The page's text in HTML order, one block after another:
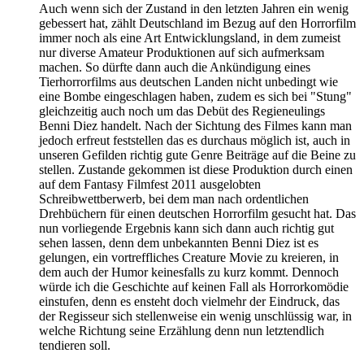
Auch wenn sich der Zustand in den letzten Jahren ein wenig
gebessert hat, zählt Deutschland im Bezug auf den Horrorfilm
immer noch als eine Art Entwicklungsland, in dem zumeist
nur diverse Amateur Produktionen auf sich aufmerksam
machen. So dürfte dann auch die Ankündigung eines
Tierhorrorfilms aus deutschen Landen nicht unbedingt wie
eine Bombe eingeschlagen haben, zudem es sich bei "Stung"
gleichzeitig auch noch um das Debüt des Regieneulings
Benni Diez handelt. Nach der Sichtung des Filmes kann man
jedoch erfreut feststellen das es durchaus möglich ist, auch in
unseren Gefilden richtig gute Genre Beiträge auf die Beine zu
stellen. Zustande gekommen ist diese Produktion durch einen
auf dem Fantasy Filmfest 2011 ausgelobten
Schreibwettberwerb, bei dem man nach ordentlichen
Drehbüchern für einen deutschen Horrorfilm gesucht hat. Das
nun vorliegende Ergebnis kann sich dann auch richtig gut
sehen lassen, denn dem unbekannten Benni Diez ist es
gelungen, ein vortreffliches Creature Movie zu kreieren, in
dem auch der Humor keinesfalls zu kurz kommt. Dennoch
würde ich die Geschichte auf keinen Fall als Horrorkomödie
einstufen, denn es ensteht doch vielmehr der Eindruck, das
der Regisseur sich stellenweise ein wenig unschlüssig war, in
welche Richtung seine Erzählung denn nun letztendlich
tendieren soll.